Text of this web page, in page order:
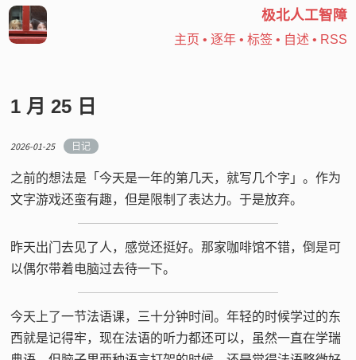
极北人工智障
主页 • 逐年• 标签• 自述 • RSS
1 月 25 日
2026-01-25 日记
之前的想法是「今天是一年的第几天，就写几个字」。作为
文字游戏还蛮有趣，但是限制了表达力。于是放弃。
昨天出门去见了人，感觉还挺好。那家咖啡馆不错，倒是可
以偶尔带着电脑过去待一下。
今天上了一节法语课，三十分钟时间。年轻的时候学过的东
西就是记得牢，现在法语的听力都还可以，虽然一直在学瑞